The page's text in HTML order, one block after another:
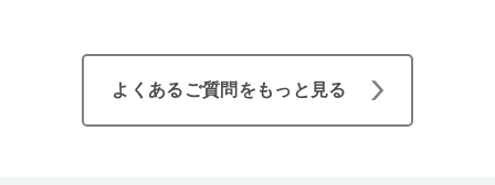
よくあるご質問をもっと見る